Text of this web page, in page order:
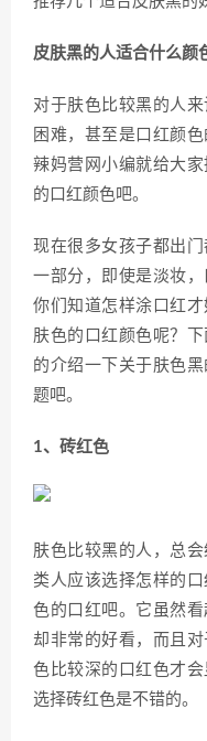
皮肤黑的人适合什么颜
对于肤色比较黑的人
困难，甚至是口红颜
辣妈营网小编就给大
的口红颜色吧。
现在很多女孩子都出
一部分，即使是淡妆
你们知道怎样涂口红
肤色的口红颜色呢？
的介绍一下关于肤色
题吧。
1、砖红色
肤色比较黑的人，总
类人应该选择怎样的
色的口红吧。它虽然
却非常的好看，而且
色比较深的口红色才
选择砖红色是不错的。